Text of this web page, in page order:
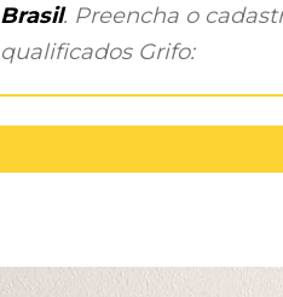
Brasil. Preencha o
qualificados Grifo: